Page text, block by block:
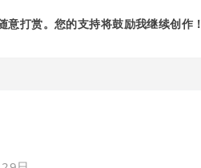
打赏。您的支持将鼓励我继续创作！